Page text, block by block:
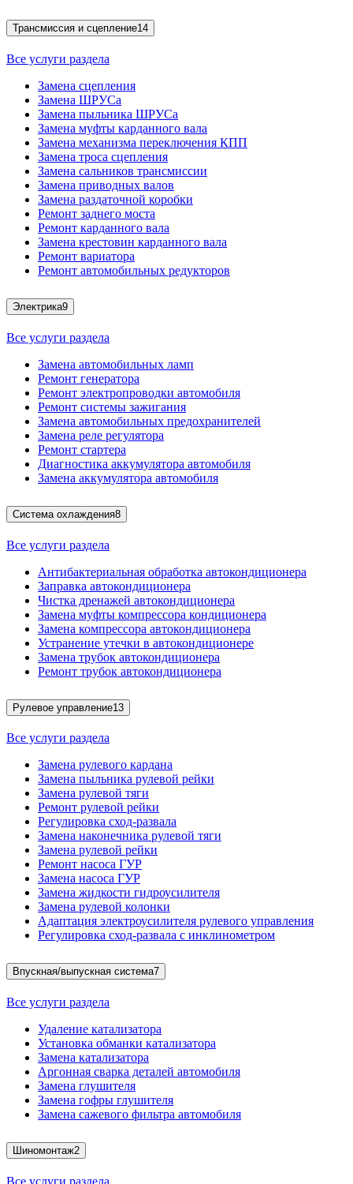
Трансмиссия и сцепление14
Все услуги раздела
Замена сцепления
Замена ШРУСа
Замена пыльника ШРУСа
Замена муфты карданного вала
Замена механизма переключения КПП
Замена троса сцепления
Замена сальников трансмиссии
Замена приводных валов
Замена раздаточной коробки
Ремонт заднего моста
Ремонт карданного вала
Замена крестовин карданного вала
Ремонт вариатора
Ремонт автомобильных редукторов
Электрика9
Все услуги раздела
Замена автомобильных ламп
Ремонт генератора
Ремонт электропроводки автомобиля
Ремонт системы зажигания
Замена автомобильных предохранителей
Замена реле регулятора
Ремонт стартера
Диагностика аккумулятора автомобиля
Замена аккумулятора автомобиля
Система охлаждения8
Все услуги раздела
Антибактериальная обработка автокондиционера
Заправка автокондиционера
Чистка дренажей автокондиционера
Замена муфты компрессора кондиционера
Замена компрессора автокондиционера
Устранение утечки в автокондиционере
Замена трубок автокондиционера
Ремонт трубок автокондиционера
Рулевое управление13
Все услуги раздела
Замена рулевого кардана
Замена пыльника рулевой рейки
Замена рулевой тяги
Ремонт рулевой рейки
Регулировка сход-развала
Замена наконечника рулевой тяги
Замена рулевой рейки
Ремонт насоса ГУР
Замена насоса ГУР
Замена жидкости гидроусилителя
Замена рулевой колонки
Адаптация электроусилителя рулевого управления
Регулировка сход-развала с инклинометром
Впускная/выпускная система7
Все услуги раздела
Удаление катализатора
Установка обманки катализатора
Замена катализатора
Аргонная сварка деталей автомобиля
Замена глушителя
Замена гофры глушителя
Замена сажевого фильтра автомобиля
Шиномонтаж2
Все услуги раздела